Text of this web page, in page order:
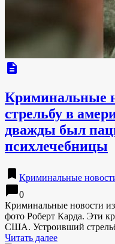
description
Криминальные
стрельбу в
дважды был
психлечебницы
bookmark Криминальные
chat_bubble0
Криминальные новости
фото Роберт Карда. Эти
США. Устроивший
Читать далее